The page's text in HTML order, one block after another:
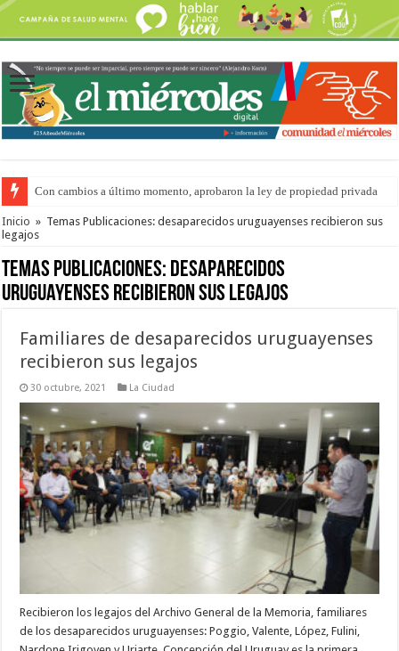
Con cambios a último momento, aprobaron la ley de propiedad privada
Adopción en Entre Ríos: el 35% de los 90 niños, niñas y adolescentes que
Inicio » Temas Publicaciones: desaparecidos uruguayenses recibieron sus
legajos
Temas Publicaciones: desaparecidos
uruguayenses recibieron sus legajos
Familiares de desaparecidos uruguayenses
recibieron sus legajos
30 octubre, 2021 La Ciudad
Recibieron los legajos del Archivo General de la Memoria, familiares
de los desaparecidos uruguayenses: Poggio, Valente, López, Fulini,